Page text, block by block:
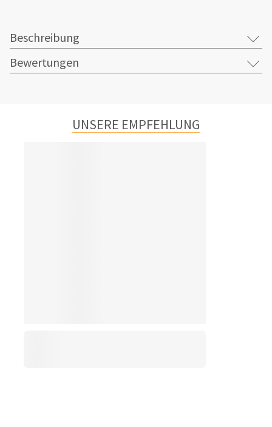
Beschreibung
Bewertungen
UNSERE EMPFEHLUNG